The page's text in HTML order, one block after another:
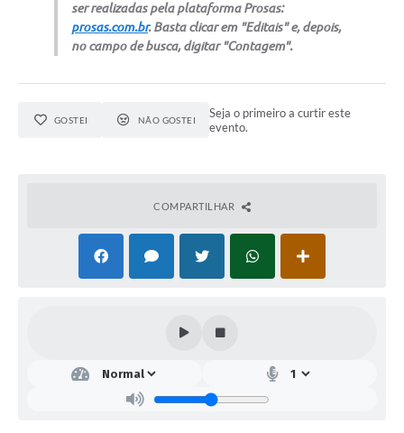
ser realizadas pela plataforma Prosas:
prosas.com.br. Basta clicar em "Editais" e, depois,
no campo de busca, digitar "Contagem".
GOSTEI NÃO GOSTEI
Seja o primeiro a curtir este
evento.
COMPARTILHAR